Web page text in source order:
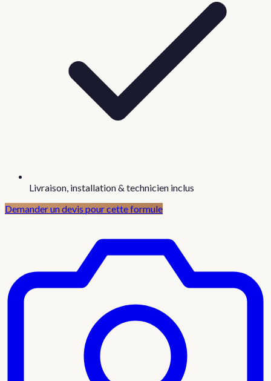
Livraison, installation & technicien inclus
Demander un devis pour cette formule